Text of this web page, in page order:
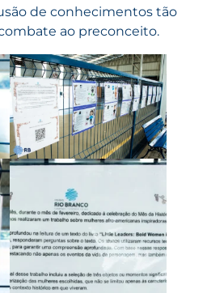
de conhecimentos tão
ao preconceito.